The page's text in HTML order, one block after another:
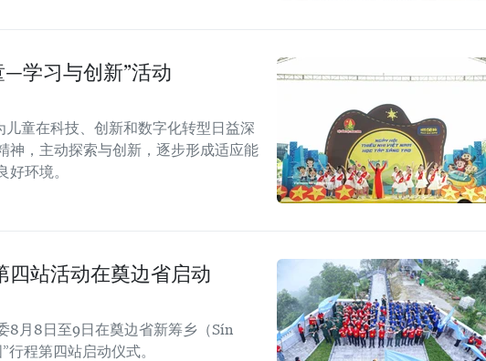
学习与创新”活动
童在科技、创新和数字化转型日益深
神，主动探索与创新，逐步形成适应能
环境。
四站活动在奠边省启动
8月8日至9日在奠边省新筹乡（Sín
程第四站启动仪式。